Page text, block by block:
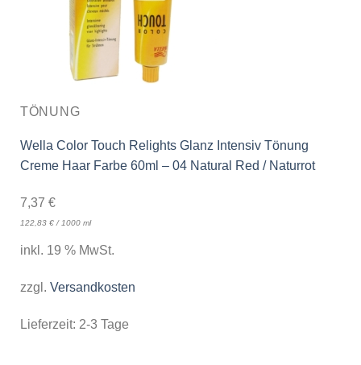
TÖNUNG
Wella Color Touch Relights Glanz Intensiv Tönung
Creme Haar Farbe 60ml – 04 Natural Red / Naturrot
7,37 €
122,83 €/1000 ml
inkl. 19 % MwSt.
zzgl. Versandkosten
Lieferzeit: 2-3 Tage